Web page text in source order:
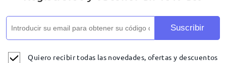
Suscribir
Quiero recibir todas las novedades, ofertas y descuentos